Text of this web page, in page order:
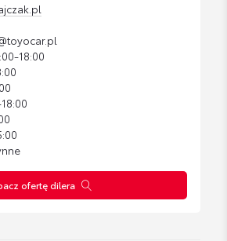
welurowe 830gr
rowerowy na hak VeloCompact -
zł
rowerowy na hak VeloCompact -
sprzedaży samochodów używanych
18:00
ofertę dilera